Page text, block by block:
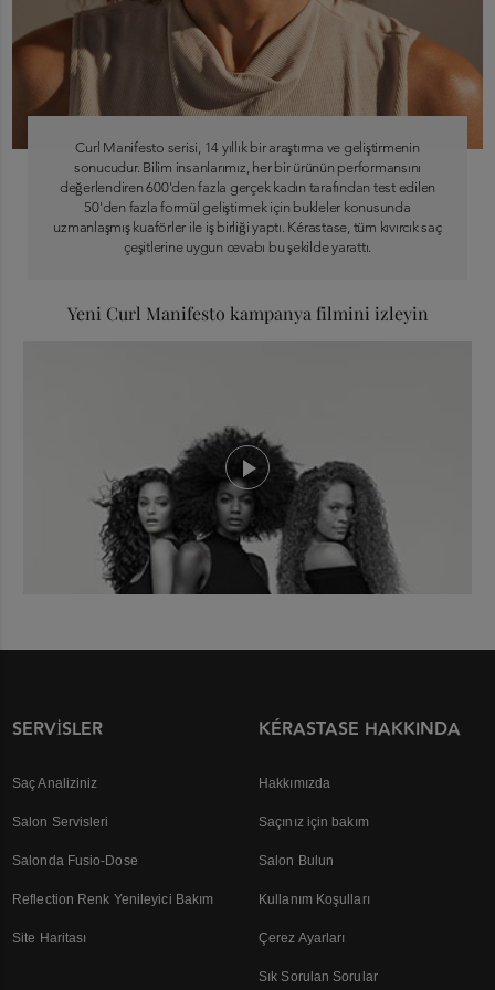
Curl Manifesto serisi, 14 yıllık bir araştırma ve geliştirmenin
sonucudur. Bilim insanlarımız, her bir ürünün performansını
değerlendiren 600'den fazla gerçek kadın tarafından test edilen
50'den fazla formül geliştirmek için bukleler konusunda
uzmanlaşmış kuaförler ile iş birliği yaptı. Kérastase, tüm kıvırcık saç
çeşitlerine uygun cevabı bu şekilde yarattı.
Yeni Curl Manifesto kampanya filmini izleyin
SERVISLER
Saç Analiziniz
Salon Servisleri
Salonda Fusio-Dose
Reflection Renk Yenileyici Bakım
Site Haritası
KÉRASTASE HAKKINDA
Hakkımızda
Saçınız için bakım
Salon Bulun
Kullanım Koşulları
Çerez Ayarları
Sık Sorulan Sorular